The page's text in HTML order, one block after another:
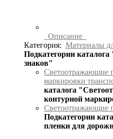
Описание
Категория: Материалы
Подкатегории
знаков"
Светоотражающие
маркировки
каталога
контурной
Светоотражающие
Подкатегории
пленки для